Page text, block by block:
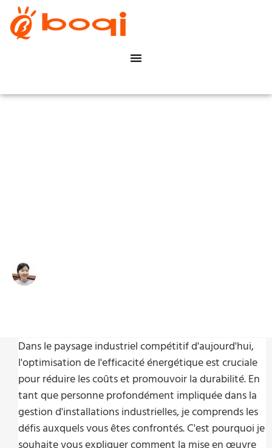
Dans le paysage industriel compétitif d'aujourd'hui,
l'optimisation de l'efficacité énergétique est cruciale
pour réduire les coûts et promouvoir la durabilité. En
tant que personne profondément impliquée dans la
gestion d'installations industrielles, je comprends les
défis auxquels vous êtes confrontés. C'est pourquoi je
souhaite vous expliquer comment la mise en œuvre